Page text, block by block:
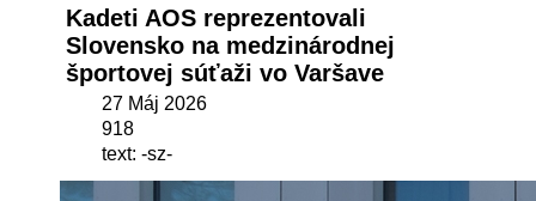
Kadeti AOS reprezentovali
Slovensko na medzinárodnej
športovej súťaži vo Varšave
27 Máj 2026
918
text: -sz-